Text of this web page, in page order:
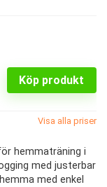
Köp produkt
Visa alla priser
hemmaträning i
med justerbar
med enkel